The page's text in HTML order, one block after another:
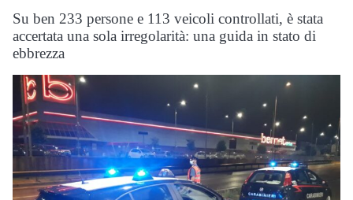
Su ben 233 persone e 113 veicoli controllati, è stata
accertata una sola irregolarità: una guida in stato di
ebbrezza